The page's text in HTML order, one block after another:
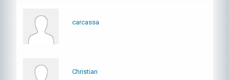
carcassa
Christian